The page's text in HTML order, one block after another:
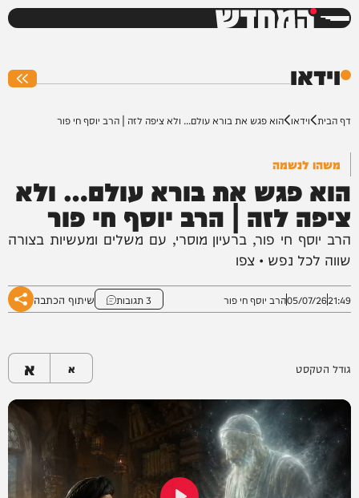
המחדש
וידאו
דף הבית וידאו הוא פגש את בורא עולם… ולא ציפה לזה | הרב יוסף חי פור
משהו לנשמה
הוא פגש את בורא עולם… ולא
ציפה לזה | הרב יוסף חי פור
הרב יוסף חי פור, ברעיון מוסרי, עם משלים ומעשיות בצורה
שווה לכל נפש • צפו
21:49
05/07/26הרב יוסף חי פור 3 תגובות שיתוף הכתבה
גודל הטקסט א א